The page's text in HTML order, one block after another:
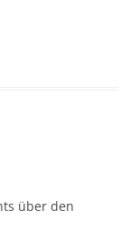
über den